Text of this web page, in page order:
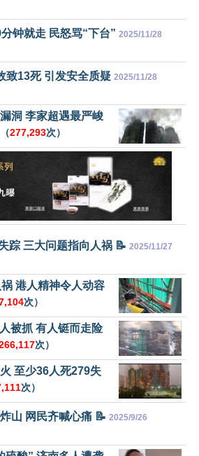
钟就走 民怒骂“下台” 2025/11/28
致13死 引发安全质疑 2025/11/28
洞 李家超遇最严峻
（277,293次）
踪 三大问题指向人祸 📝 2025/11/27
港人精神令人动容
次）
被抓 有人铤而走险
次）
至少36人死279失
次）
山 网民齐喊心痛 📝 2025/9/26